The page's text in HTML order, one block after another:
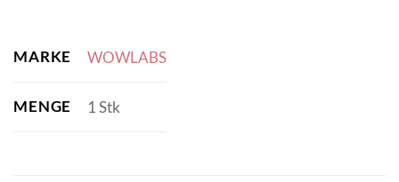
MARKE WOWLABS
MENGE 1 Stk